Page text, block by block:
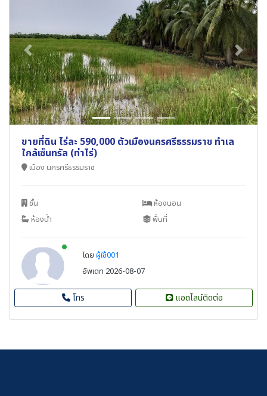
Previous Next
ขายที่ดิน ไร่ละ 590,000 ตัวเมืองนครศรีธรรมราช ทำเล
ใกล้เซ็นทรัล (ท่าไร่)
เมือง นครศรีธรรมราช
ชั้น
ห้องนอน
ห้องน้ำ
พื้นที่
New alerts
โดย ผู้ใช้001
อัพเดท 2026-08-07
โทร แอดไลน์ติดต่อ